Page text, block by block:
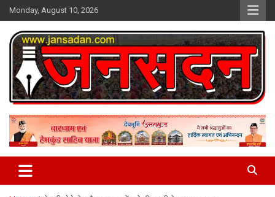
Skip
to
content
Monday, August 10, 2026
Jan Sadan